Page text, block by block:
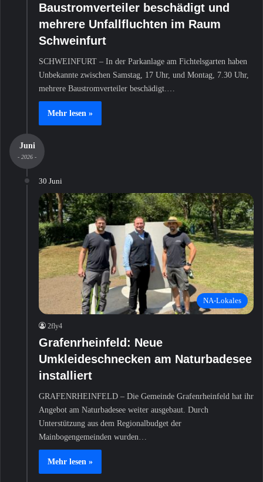
Baustromverteiler beschädigt und
mehrere Unfallfluchten im Raum
Schweinfurt
SCHWEINFURT – In der Parkanlage am Fichtelsgarten haben
Unbekannte zwischen Samstag, 17 Uhr, und Montag, 7.30 Uhr,
mehrere Baustromverteiler beschädigt.…
Mehr lesen »
Juni
- 2026 -
30 Juni
NA-Lokales
2fly4
Grafenrheinfeld: Neue
Umkleideschnecken am Naturbadesee
installiert
GRAFENRHEINFELD – Die Gemeinde Grafenrheinfeld hat ihr
Angebot am Naturbadesee weiter ausgebaut. Durch
Unterstützung aus dem Regionalbudget der
Mainbogengemeinden wurden…
Mehr lesen »